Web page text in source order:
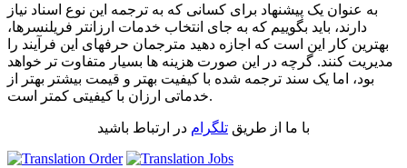
به عنوان یک پیشنهاد برای کسانی که به ترجمه این نوع اسناد نیاز
دارند، باید بگوییم که به جای انتخاب خدمات ارزان‏تر فریلنسرها،
بهترین کار این است که اجازه دهید مترجمان حرفه‏ای این فرآیند را
مدیریت کنند. گرچه در این صورت هزینه ‏ها بسیار متفاوت‏ تر خواهد
بود، اما یک سند ترجمه شده با کیفیت بهتر و قیمت بیشتر بهتر از
خدماتی ارزان با کیفیتی کمتر است.
با ما از طریق تلگرام در ارتباط باشید